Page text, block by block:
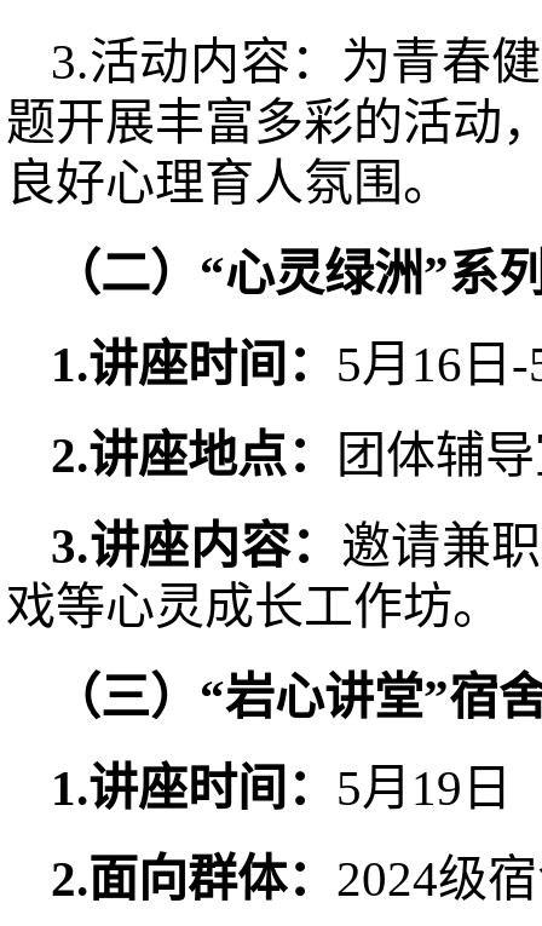
3.活动内容：为青春
题开展丰富多彩的活动
良好心理育人氛围。
（二） “心灵绿洲”系
1.讲座时间： 5月16日
2.讲座地点：
团体辅
3.讲座内容： 邀请兼
戏等心灵成长工作坊。
（三）“岩心讲堂”宿
1.讲座时间： 5月19日
2.面向群体： 2024级